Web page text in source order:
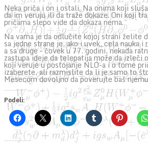
Neka priča i on i ostali. Na onima koji
da im veruju ili da traže dokaze. Oni koji
pričama slepo vide da dokaza nema.
Na vama je da odlučite kojoj strani želite
sa jedne strane je, ako i uvek, cela nauka
a sa druge – čovek u 77. godini, nekada
zastupa ideje da telepatija može da izleči
koji veruje u postojanje NLO-a i o tome
izaberete, ali razmislite da li je samo to
Mesecom dovoljno da poverujte baš
Podeli: